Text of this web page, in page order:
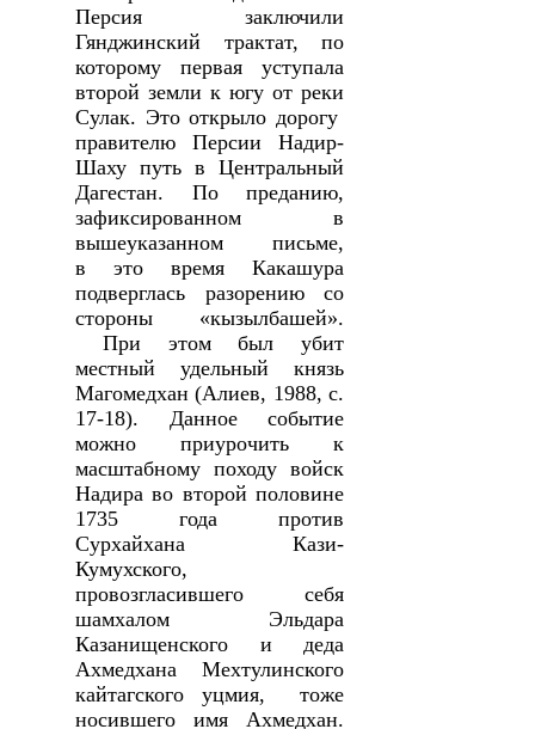
Персия заключили
Гянджинский трактат, по
которому первая уступала
второй земли к югу от реки
Сулак. Это открыло дорогу
правителю Персии Надир-
Шаху путь в Центральный
Дагестан. По преданию,
зафиксированном в
вышеуказанном письме,
в это время Какашура
подверглась разорению со
стороны «кызылбашей».
При этом был убит
местный удельный князь
Магомедхан (Алиев, 1988, с.
17-18). Данное событие
можно приурочить к
масштабному походу войск
Надира во второй половине
1735 года против
Сурхайхана Кази-
Кумухского,
провозгласившего себя
шамхалом Эльдара
Казанищенского и деда
Ахмедхана Мехтулинского
кайтагского уцмия, тоже
носившего имя Ахмедхан.